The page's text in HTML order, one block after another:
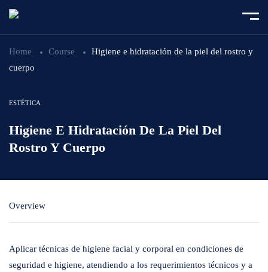
Home Course
Higiene e hidratación de la piel del rostro y
cuerpo
ESTÉTICA
Higiene E Hidratación De La Piel Del
Rostro Y Cuerpo
Overview
Aplicar técnicas de higiene facial y corporal en condiciones de
seguridad e higiene, atendiendo a los requerimientos técnicos y a